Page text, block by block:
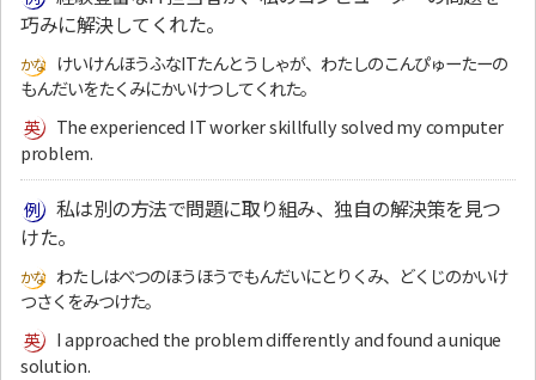
巧みに解決してくれた。
けいけんほうふなITたんとうしゃが、わたしのこんぴゅーたーの
もんだいをたくみにかいけつしてくれた。
The experienced IT worker skillfully solved my computer
problem.
私は別の方法で問題に取り組み、独自の解決策を見つ
けた。
わたしはべつのほうほうでもんだいにとりくみ、どくじのかいけ
つさくをみつけた。
I approached the problem differently and found a unique
solution.